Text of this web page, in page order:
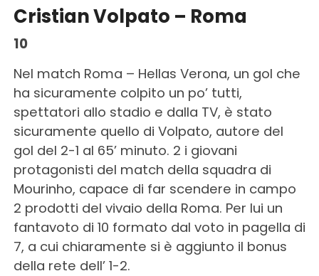
Cristian Volpato – Roma
10
Nel match Roma – Hellas Verona, un gol che
ha sicuramente colpito un po’ tutti,
spettatori allo stadio e dalla TV, è stato
sicuramente quello di Volpato, autore del
gol del 2-1 al 65’ minuto. 2 i giovani
protagonisti del match della squadra di
Mourinho, capace di far scendere in campo
2 prodotti del vivaio della Roma. Per lui un
fantavoto di 10 formato dal voto in pagella di
7, a cui chiaramente si è aggiunto il bonus
della rete dell’ 1-2.